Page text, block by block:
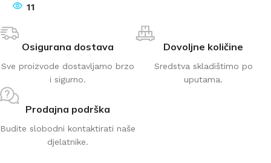
11
Osigurana dostava
Sve proizvode dostavljamo brzo
i sigurno.
Dovoljne količine
Sredstva skladištimo po
uputama.
Prodajna podrška
Budite slobodni kontaktirati naše
djelatnike.